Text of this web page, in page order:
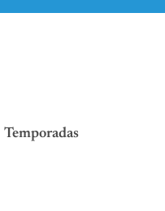
Temporadas